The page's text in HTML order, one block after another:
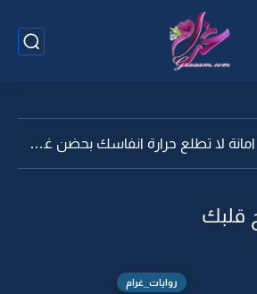
رواية امانة لا تطلع حرارة انفاسك بحضن غيري -25
قلبك
روايات_غرام